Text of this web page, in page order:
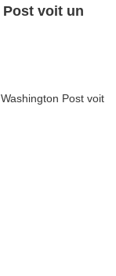
Post voit un